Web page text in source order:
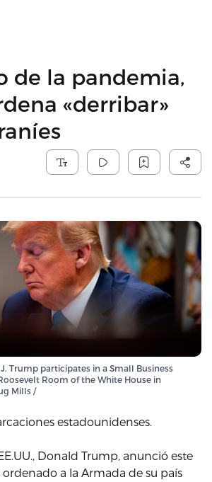
de la pandemia,
«derribar»
Trump participates in a Small Business
Room of the White House in
Mills /
estadounidenses.
Donald Trump, anunció este
a la Armada de su país